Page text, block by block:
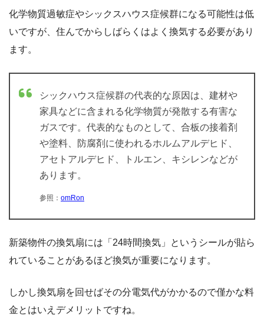
化学物質過敏症やシックスハウス症候群になる可能性は低
いですが、住んでからしばらくはよく換気する必要があり
ます。
シックハウス症候群の代表的な原因は、建材や
家具などに含まれる化学物質が発散する有害な
ガスです。代表的なものとして、合板の接着剤
や塗料、防腐剤に使われるホルムアルデヒド、
アセトアルデヒド、トルエン、キシレンなどが
あります。
参照： omRon
新築物件の換気扇には「24時間換気」というシールが貼ら
れていることがあるほど換気が重要になります。
しかし換気扇を回せばその分電気代がかかるので僅かな料
金とはいえデメリットですね。